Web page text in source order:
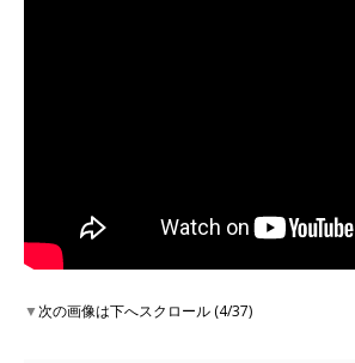
▼次の画像は下へスクロール (4/37)